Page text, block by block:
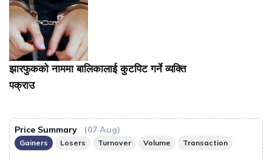
झारफुकको नाममा बालिकालाई कुटपिट गर्ने व्यक्ति
पक्राउ